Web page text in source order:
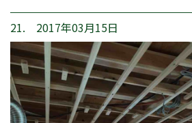
21. 2017年03月15日